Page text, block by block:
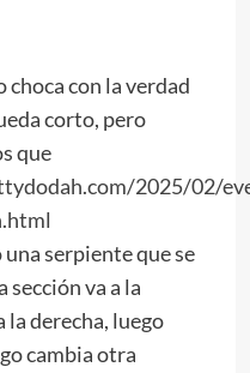
choca con la verdad
corto, pero
que
2025/02/
serpiente que se
sección va a la
la derecha, luego
cambia otra